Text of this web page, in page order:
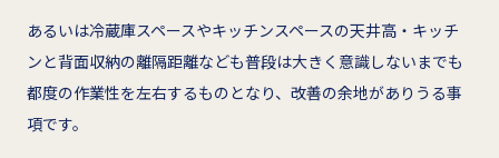
あるいは冷蔵庫スペースやキッチンスペースの天井高・キッチ
ンと背面収納の離隔距離なども普段は大きく意識しないまでも
都度の作業性を左右するものとなり、改善の余地がありうる事
項です。